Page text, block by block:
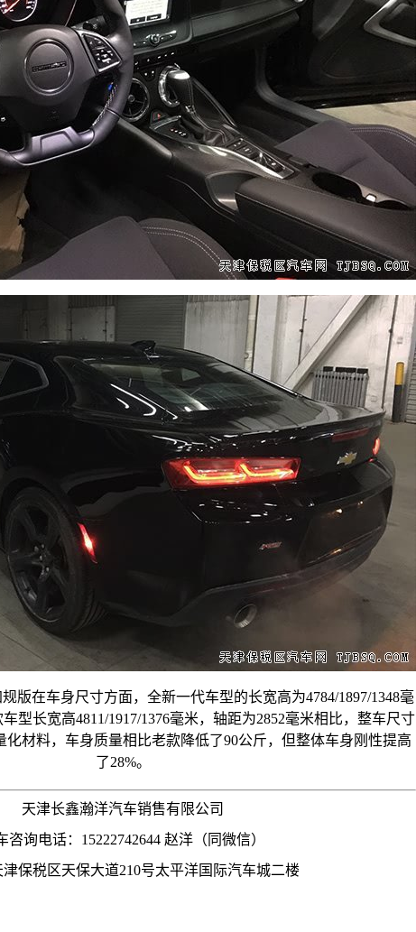
版在车身尺寸方面，全新一代车型的长宽高为4784/1897/1348毫
型长宽高4811/1917/1376毫米，轴距为2852毫米相比，整车尺寸
材料，车身质量相比老款降低了90公斤，但整体车身刚性提高
了28%。
天津长鑫瀚洋汽车销售有限公司
咨询电话：15222742644 赵洋（同微信）
保税区天保大道210号太平洋国际汽车城二楼